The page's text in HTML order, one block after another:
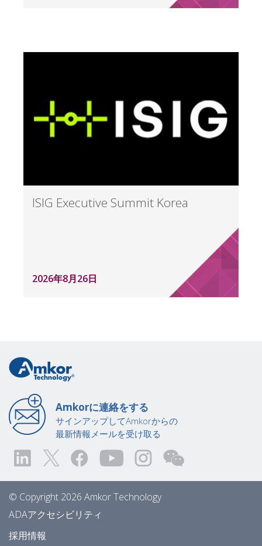
ISIG Executive Summit Korea
2026年8月26日
Amkorに連絡をする
サインアップしてAmkorからの
最新情報メールを受け取る
© Copyright 2026 Amkor Technology
ADAアクセシビリティ
採用情報